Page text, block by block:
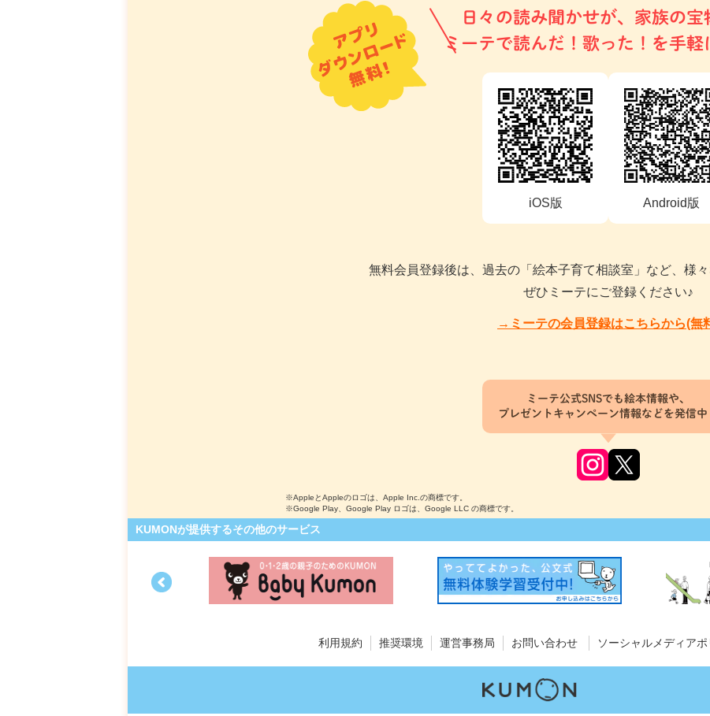
日々の読み聞かせが、家族の
ミーテで読んだ！歌った！を手軽
iOS版 Android版
無料会員登録後は、過去の「絵本子育て相談室」など、様
ぜひミーテにご登録ください♪
→ミーテの会員登録はこちらから(無
ミーテ公式SNSでも絵本情報や、
プレゼントキャンペーン情報などを発信中
※AppleとAppleのロゴは、Apple Inc.の商標です。
※Google Play、Google Play ロゴは、Google LLC の商標です。
KUMONが提供するその他のサービス
利用規約 推奨環境 運営事務局 お問い合わせ ソーシャルメディアポ